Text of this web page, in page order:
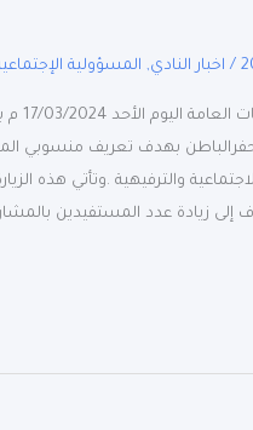
اخبار النادي,المسؤولية الإجتماعية
قامت إدارة
بهدف تعريف منسوبي
والترفيهية .وتأتي هذه
زيادة عدد المستفيدين